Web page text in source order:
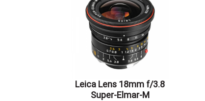
Leica Lens 18mm f/3.8
Super-Elmar-M